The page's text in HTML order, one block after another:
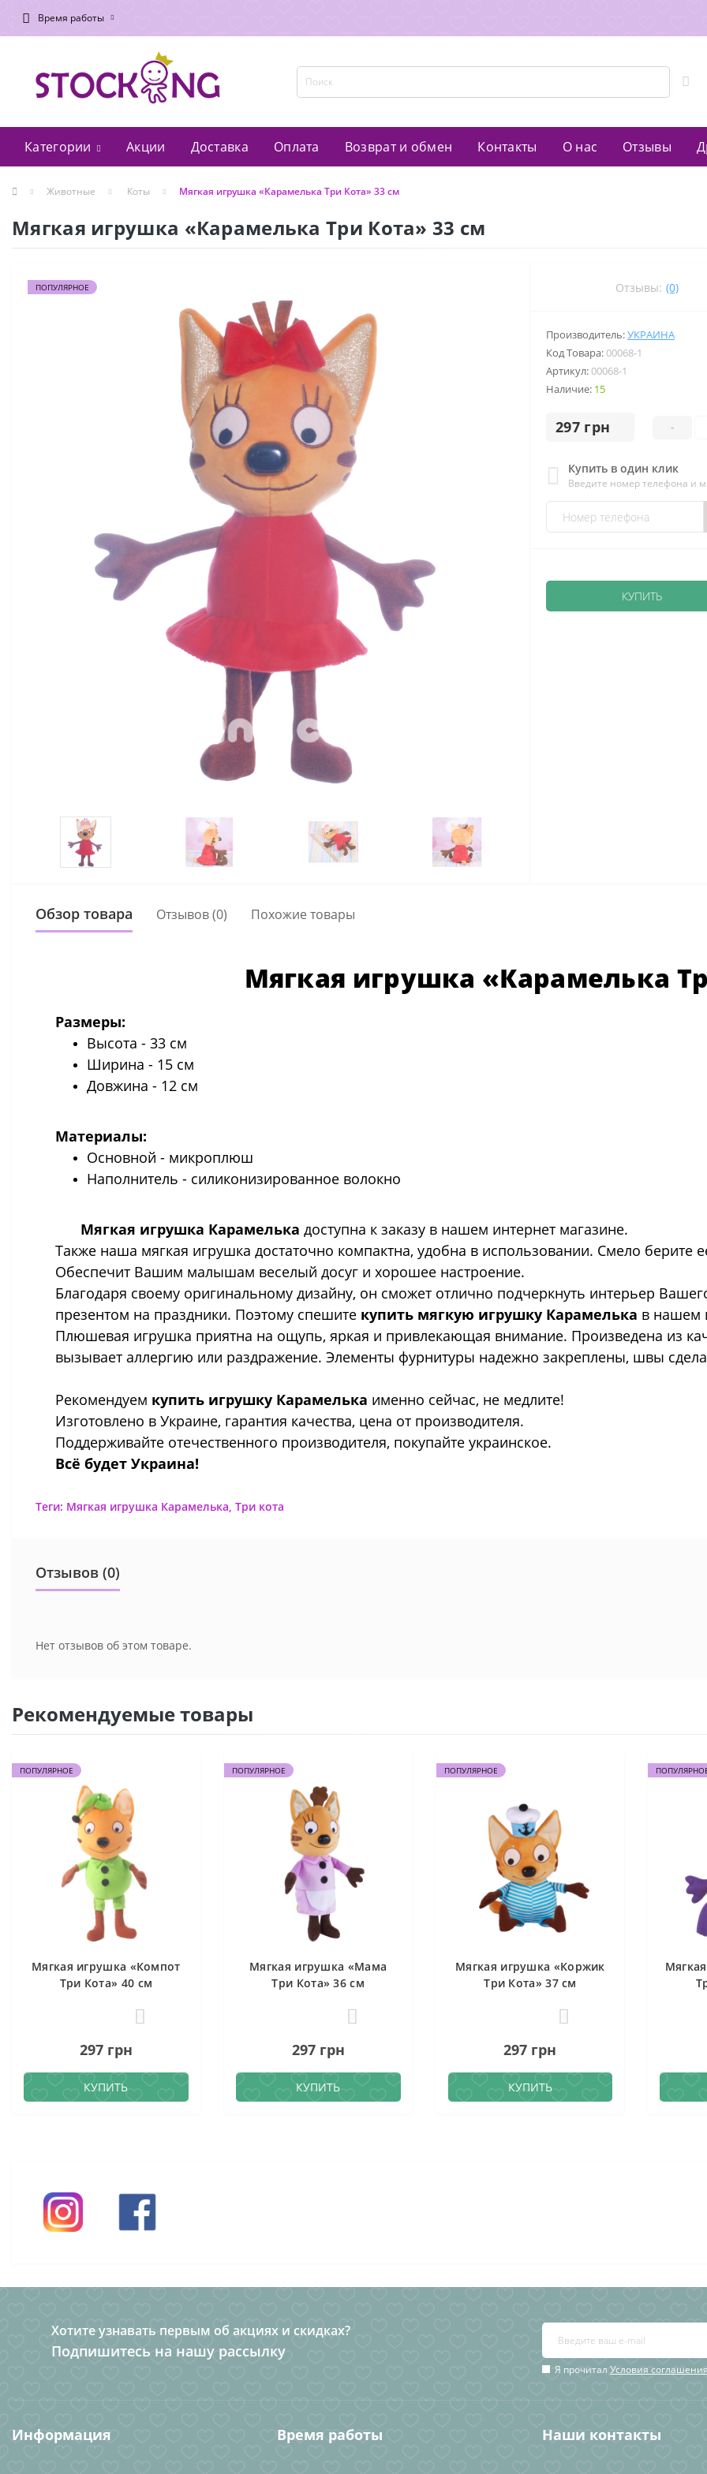
Время работы
Категории Акции Доставка Оплата Возврат и обмен Контакты О нас Отзывы
Животные Коты Мягкая игрушка «Карамелька Три Кота» 33 см
Мягкая игрушка «Карамелька Три Кота» 33 см
ПОПУЛЯРНОЕ Отзывы: (0)
Производитель:УКРАИНА
Код Товара:00068-1
Артикул:00068-1
Наличие: 15
297 грн -
Купить в один клик
Введите номер телефона и
КУПИТЬ
Обзор товара Отзывов (0) Похожие товары
Мягкая игрушка «Карамелька
Размеры:
Высота - 33 см
Ширина - 15 см
Довжина - 12 см
Материалы:
Основной - микроплюш
Наполнитель - силиконизированное волокно
Мягкая игрушка Карамелька доступна к заказу в нашем интернет магазине.
Также наша мягкая игрушка достаточно компактна, удобна в использовании. Смело берите
Обеспечит Вашим малышам веселый досуг и хорошее настроение.
Благодаря своему оригинальному дизайну, он сможет отлично подчеркнуть интерьер
презентом на праздники. Поэтому спешите купить мягкую игрушку Карамелька в нашем
Плюшевая игрушка приятна на ощупь, яркая и привлекающая внимание. Произведена из
вызывает аллергию или раздражение. Элементы фурнитуры надежно закреплены, швы
Рекомендуем купить игрушку Карамелька именно сейчас, не медлите!
Изготовлено в Украине, гарантия качества, цена от производителя.
Поддерживайте отечественного производителя, покупайте украинское.
Всё будет Украина!
Теги: Мягкая игрушка Карамелька, Три кота
Отзывов (0)
Нет отзывов об этом товаре.
Рекомендуемые товары
ПОПУЛЯРНОЕ
Мягкая игрушка «Компот
Три Кота» 40 см
297 грн
КУПИТЬ
ПОПУЛЯРНОЕ
Мягкая игрушка «Мама
Три Кота» 36 см
297 грн
КУПИТЬ
ПОПУЛЯРНОЕ
Мягкая игрушка «Коржик
Три Кота» 37 см
297 грн
КУПИТЬ
Хотите узнавать первым об акциях и скидках?
Подпишитесь на нашу рассылку
Я прочитал Условия соглашения
Информация Время работы Наши контакты